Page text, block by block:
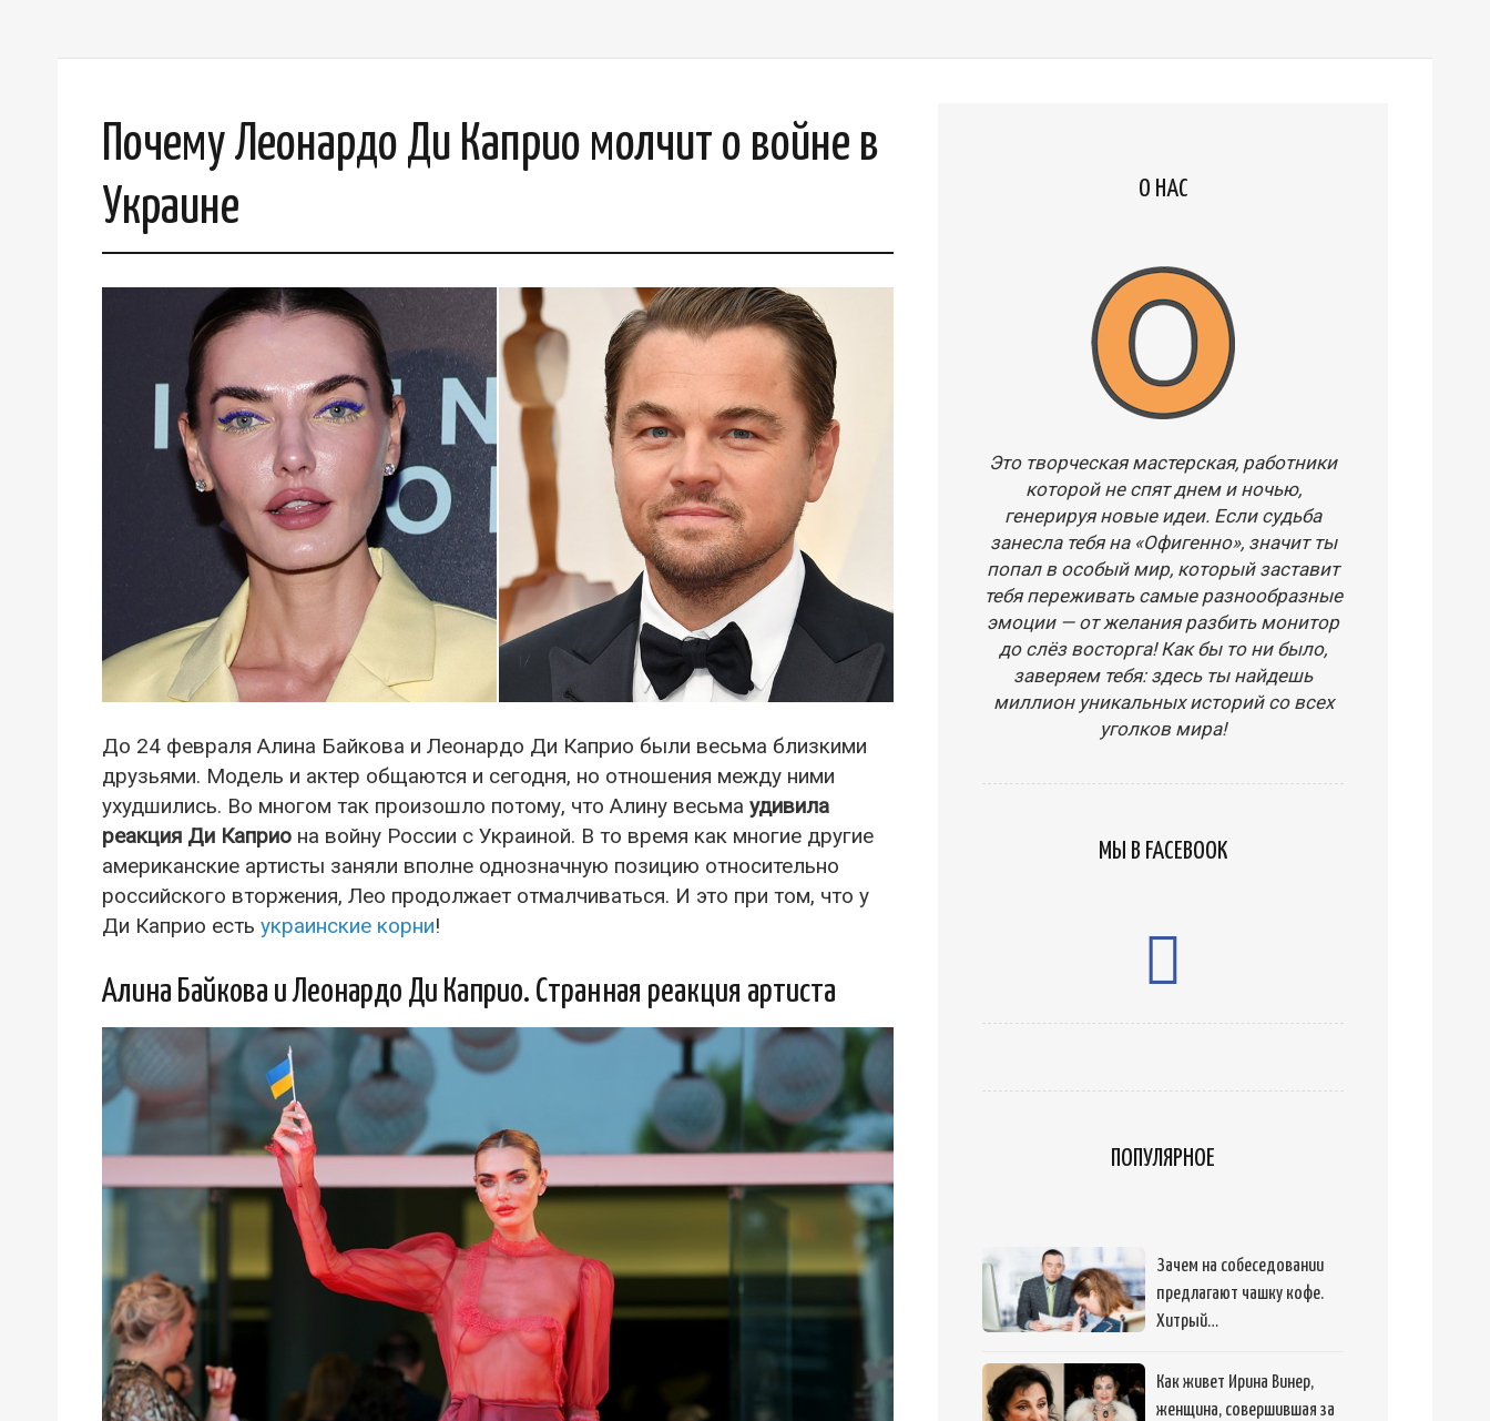
Почему Леонардо Ди Каприо молчит о войне в
Украине
До 24 февраля Алина Байкова и Леонардо Ди Каприо были весьма близкими
друзьями. Модель и актер общаются и сегодня, но отношения между ними
ухудшились. Во многом так произошло потому, что Алину весьма удивила
реакция Ди Каприо на войну России с Украиной. В то время как многие другие
американские артисты заняли вполне однозначную позицию относительно
российского вторжения, Лео продолжает отмалчиваться. И это при том, что у
Ди Каприо есть украинские корни!
Алина Байкова и Леонардо Ди Каприо. Странная реакция артиста
О НАС
Это творческая мастерская, работники
которой не спят днем и ночью,
генерируя новые идеи. Если судьба
занесла тебя на «Офигенно», значит ты
попал в особый мир, который заставит
тебя переживать самые разнообразные
эмоции — от желания разбить монитор
до слёз восторга! Как бы то ни было,
заверяем тебя: здесь ты найдешь
миллион уникальных историй со всех
уголков мира!
МЫ В FACEBOOK
ПОПУЛЯРНОЕ
Зачем на собеседовании
предлагают чашку кофе.
Хитрый…
Как живет Ирина Винер,
женщина, совершившая за